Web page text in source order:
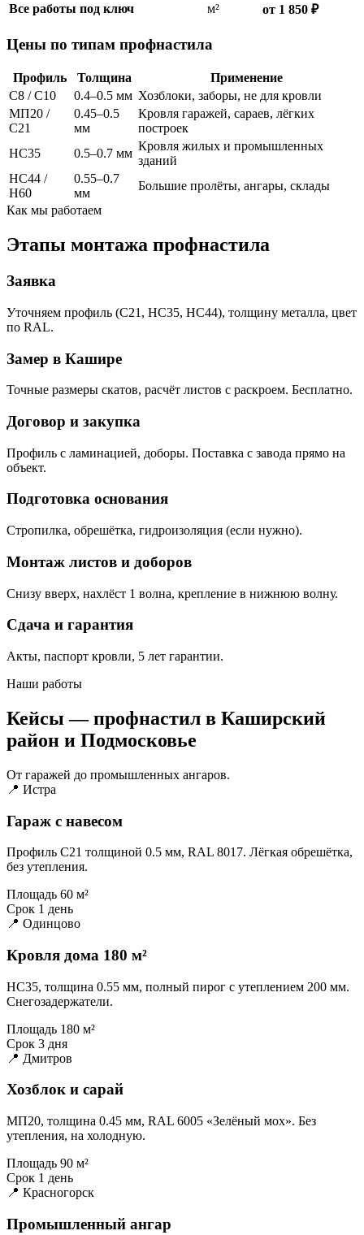
Все работы под ключ
м² от 1 850 ₽
Цены по типам профнастила
Профиль Толщина
Применение
С8 / С10
0.4–0.5 мм Хозблоки, заборы, не для кровли
МП20 /
С21
0.45–0.5
мм
Кровля гаражей, сараев, лёгких
построек
НС35
0.5–0.7 мм
Кровля жилых и промышленных
зданий
НС44 /
Н60
0.55–0.7
мм
Большие пролёты, ангары, склады
Как мы работаем
Этапы монтажа профнастила
Заявка
Уточняем профиль (С21, НС35, НС44), толщину металла, цвет
по RAL.
Замер в Кашире
Точные размеры скатов, расчёт листов с раскроем. Бесплатно.
Договор и закупка
Профиль с ламинацией, доборы. Поставка с завода прямо на
объект.
Подготовка основания
Стропилка, обрешётка, гидроизоляция (если нужно).
Монтаж листов и доборов
Снизу вверх, нахлёст 1 волна, крепление в нижнюю волну.
Сдача и гарантия
Акты, паспорт кровли, 5 лет гарантии.
Наши работы
Кейсы — профнастил в Каширский
район и Подмосковье
От гаражей до промышленных ангаров.
📍 Истра
Гараж с навесом
Профиль С21 толщиной 0.5 мм, RAL 8017. Лёгкая обрешётка,
без утепления.
Площадь 60 м²
Срок 1 день
📍 Одинцово
Кровля дома 180 м²
НС35, толщина 0.55 мм, полный пирог с утеплением 200 мм.
Снегозадержатели.
Площадь 180 м²
Срок 3 дня
📍 Дмитров
Хозблок и сарай
МП20, толщина 0.45 мм, RAL 6005 «Зелёный мох». Без
утепления, на холодную.
Площадь 90 м²
Срок 1 день
📍 Красногорск
Промышленный ангар